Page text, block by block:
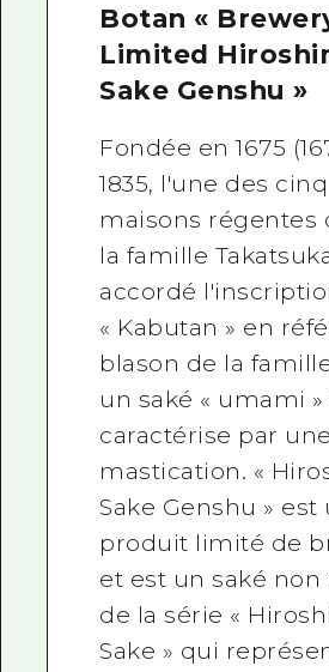
Botan «
Limited
Sake Genshu »
Fondée en 1675
1835, l'une des cinq
maisons régentes
la famille
accordé
« Kabutan » en
blason de la
un saké « umami
caractérise par
mastication. «
Sake Genshu » est
produit limité de
et est un saké non
de la série «
Sake » qui